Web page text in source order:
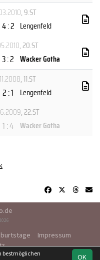
, 9.ST
4 : 2 Lengenfeld
, 20.ST
3 : 2 Wacker Gotha
, 11.ST
2 : 1 Lengenfeld
, 22.ST
1 : 4 Wacker Gotha
Impressum
OK
bestmöglichen